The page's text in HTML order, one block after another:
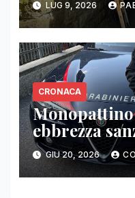
LUG 9, 2026
CRONACA
ebbrezza
GIU 20, 2026